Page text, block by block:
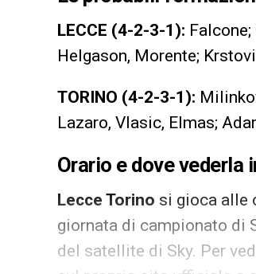
LECCE (4-2-3-1):
Helgason, Morente;
TORINO (4-2-3-1):
Lazaro, Vlasic, Elmas;
Orario e dove vederla
Lecce Torino si gioca alle
giornata di campionato di
del satellite di Sky. Per